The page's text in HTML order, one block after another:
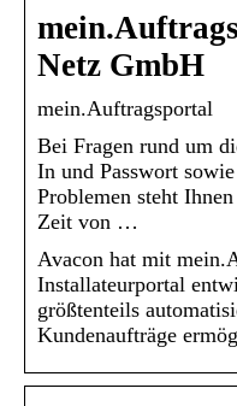
Netz GmbH
mein.Auftragsportal
Bei Fragen rund um
In und Passwort
Problemen steht
Zeit von …
Avacon hat mit
Installateurportal
größtenteils
Kundenaufträge